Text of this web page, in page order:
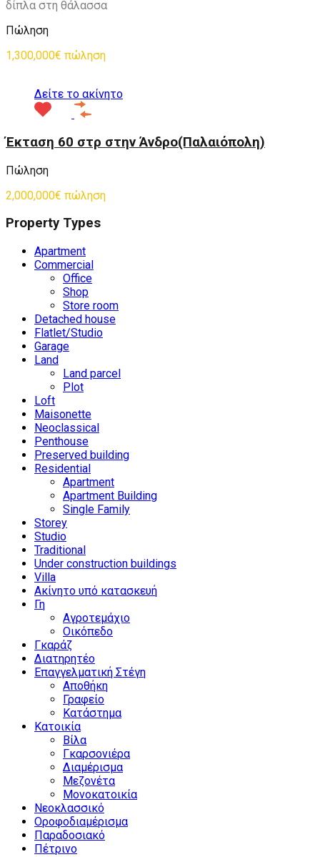
δίπλα στη θάλασσα
Πώληση
1,300,000€ πώληση
Δείτε το ακίνητο
Έκταση 60 στρ στην Άνδρο(Παλαιόπολη)
Πώληση
2,000,000€ πώληση
Property Types
Apartment
Commercial
Office
Shop
Store room
Detached house
Flatlet/Studio
Garage
Land
Land parcel
Plot
Loft
Maisonette
Neoclassical
Penthouse
Preserved building
Residential
Apartment
Apartment Building
Single Family
Storey
Studio
Traditional
Under construction buildings
Villa
Ακίνητο υπό κατασκευή
Γη
Αγροτεμάχιο
Οικόπεδο
Γκαράζ
Διατηρητέο
Επαγγελματική Στέγη
Αποθήκη
Γραφείο
Κατάστημα
Κατοικία
Βίλα
Γκαρσονιέρα
Διαμέρισμα
Μεζονέτα
Μονοκατοικία
Νεοκλασσικό
Οροφοδιαμέρισμα
Παραδοσιακό
Πέτρινο